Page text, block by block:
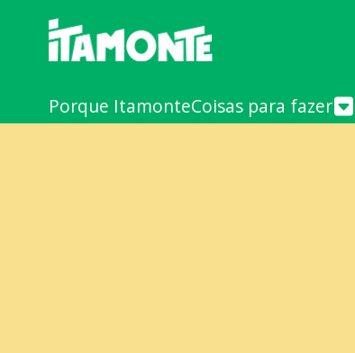
Porque ItamonteCoisas para fazer